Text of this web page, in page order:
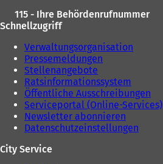
115 - Ihre Behördenrufnummer
Schnellzugriff
Verwaltungsorganisation
Pressemeldungen
Stellenangebote
Ratsinformationssystem
Öffentliche Ausschreibungen
Serviceportal (Online-Services)
Newsletter abonnieren
Datenschutzeinstellungen
City Service